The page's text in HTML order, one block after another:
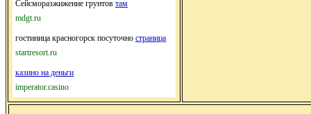
Сейсморазжижение грунтов там
mdgt.ru
гостиница красногорск посуточно страница
startresort.ru
казино на деньги
imperator.casino